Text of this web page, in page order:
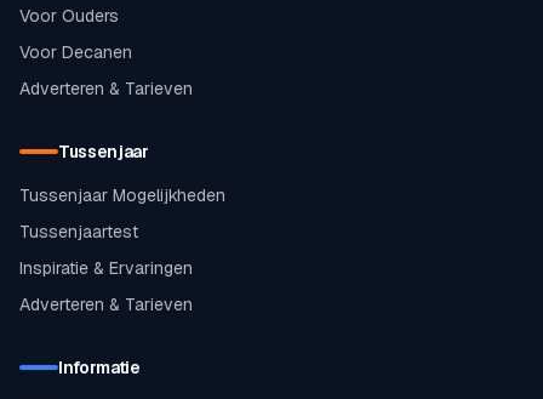
Voor Ouders
Voor Decanen
Adverteren & Tarieven
Tussenjaar
Tussenjaar Mogelijkheden
Tussenjaartest
Inspiratie & Ervaringen
Adverteren & Tarieven
Informatie